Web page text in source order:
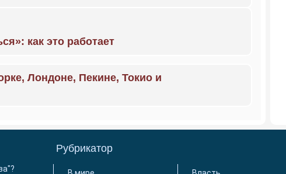
как это работает
Лондоне, Пекине, Токио и
Рубрикатор